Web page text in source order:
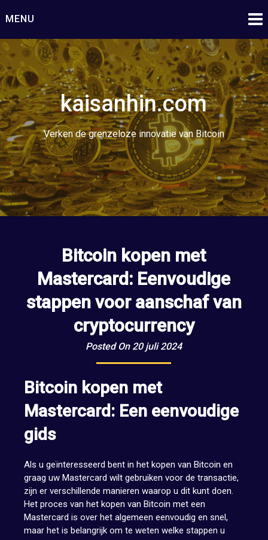
naar
inhoud
MENU
kaisanhin.com
Verken de grenzeloze innovatie van Bitcoin
Bitcoin kopen met
Mastercard: Eenvoudige
stappen voor aanschaf van
cryptocurrency
Posted On 20 juli 2024
Bitcoin kopen met
Mastercard: Een eenvoudige
gids
Als u geïnteresseerd bent in het kopen van Bitcoin en
graag uw Mastercard wilt gebruiken voor de transactie,
zijn er verschillende manieren waarop u dit kunt doen.
Het proces van het kopen van Bitcoin met een
Mastercard is over het algemeen eenvoudig en snel,
maar het is belangrijk om te weten welke stappen u